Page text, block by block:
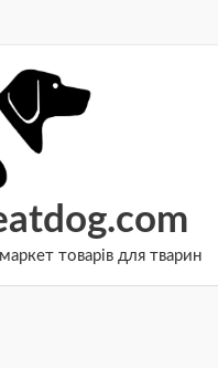
товарів для тварин